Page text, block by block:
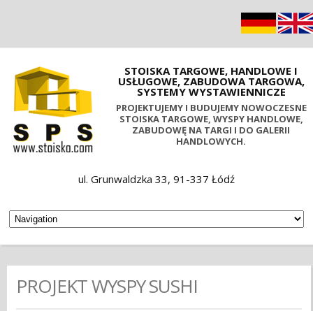
STOISKA TARGOWE, HANDLOWE I
USŁUGOWE, ZABUDOWA TARGOWA,
SYSTEMY WYSTAWIENNICZE
PROJEKTUJEMY I BUDUJEMY NOWOCZESNE
STOISKA TARGOWE, WYSPY HANDLOWE,
ZABUDOWĘ NA TARGI I DO GALERII
HANDLOWYCH.
ul. Grunwaldzka 33, 91-337 Łódź
PROJEKT WYSPY SUSHI